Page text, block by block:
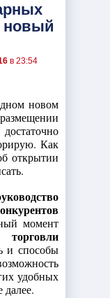
новый
в 23:54
новом
Как
открытии
момент
и способы
удобных